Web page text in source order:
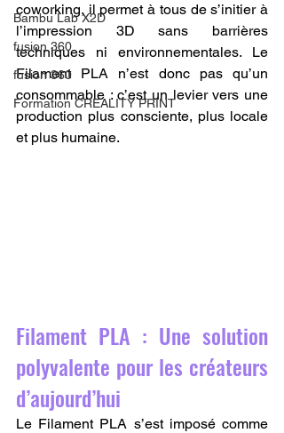
Bambu Lab X2D
fusion 360
fusion 360
Formation CREALITY PRINT
coworking, il permet à tous de s’initier à
l’impression 3D sans barrières
techniques ni environnementales. Le
Filament PLA n’est donc pas qu’un
consommable : c’est un levier vers une
production plus consciente, plus locale
et plus humaine.
Filament PLA : Une solution
polyvalente pour les créateurs
d’aujourd’hui
Le Filament PLA s’est imposé comme